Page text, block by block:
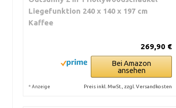
Liegefunktion 240 x 140 x 197 cm
Kaffee
269,90 €
Bei Amazon
ansehen
* Anzeige Preis inkl. MwSt., zzgl. Versandkosten